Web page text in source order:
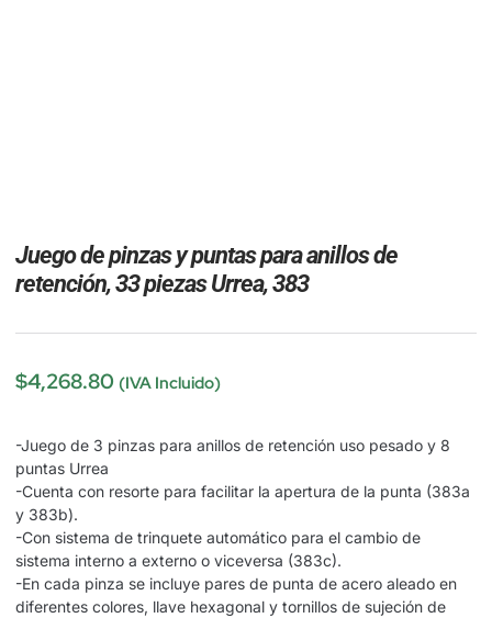
Juego de pinzas y puntas para anillos de
retención, 33 piezas Urrea, 383
$4,268.80 (IVA Incluido)
-Juego de 3 pinzas para anillos de retención uso pesado y 8
puntas Urrea
-Cuenta con resorte para facilitar la apertura de la punta (383a
y 383b).
-Con sistema de trinquete automático para el cambio de
sistema interno a externo o viceversa (383c).
-En cada pinza se incluye pares de punta de acero aleado en
diferentes colores, llave hexagonal y tornillos de sujeción de